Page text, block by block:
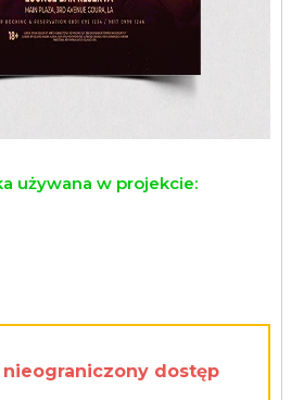
używana w projekcie:
nieograniczony dostęp